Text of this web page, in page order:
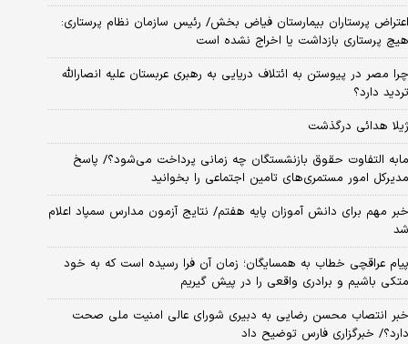
اعتراض پرستاران بیمارستان فیاض بخش/ رئیس سازمان نظام پرستاری:
هیچ پرستاری بازداشت یا اخراج نشده است
چرا مصر در پیوستن به ائتلاف دریایی به رهبری عربستان علیه انصارالله
تردید دارد؟
ژیلا هدائی درگذشت
مابه التفاوت حقوق بازنشستگان چه زمانی پرداخت می‌شود؟/ پاسخ
مدیرکل امور مستمری‌های تامین اجتماعی را بخوانید
خبر مهم برای دانش آموزان پایه هفتم/ نتایج آزمون مدارس سمپاد اعلام
شد
پیام عراقچی خطاب به همسایگان؛ زمان آن فرا رسیده است که به خود
متکی باشیم و برادری واقعی را در پیش گیریم
خبر انتصاب محسن رضایی به دبیری شورای عالی امنیت ملی صحت
دارد؟/ خبرگزاری فارس توضیح داد